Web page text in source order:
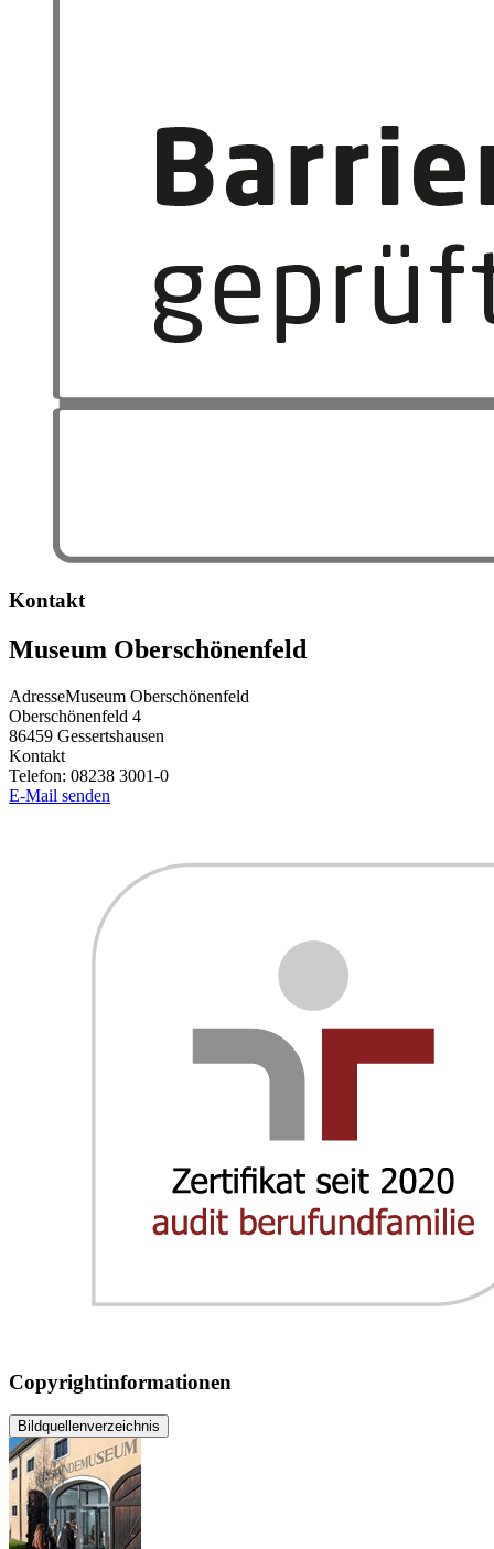
Kontakt
Museum Oberschönenfeld
AdresseMuseum Oberschönenfeld
Oberschönenfeld 4
86459 Gessertshausen
Kontakt
Telefon: 08238 3001-0
E-Mail senden
Copyrightinformationen
Bildquellenverzeichnis